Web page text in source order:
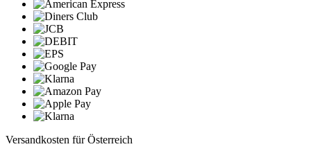
Versandkosten für Österreich